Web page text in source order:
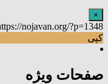
×
nojavan.org/?p=1348
کپی
صفحات ویژه